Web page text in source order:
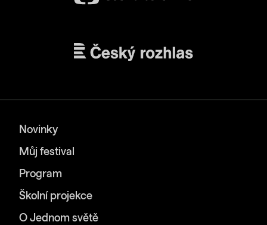
Novinky
Můj festival
Program
Školní projekce
O Jednom světě